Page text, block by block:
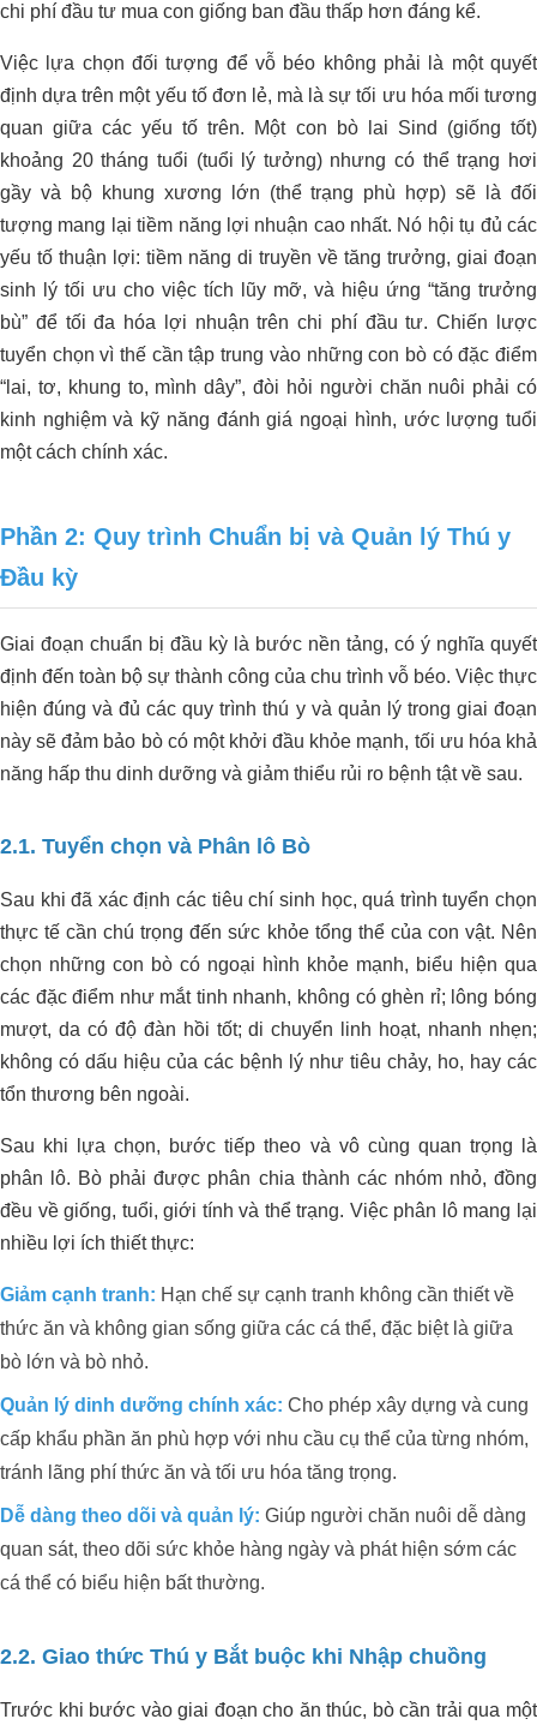
chi phí đầu tư mua con giống ban đầu thấp hơn đáng kể.
Việc lựa chọn đối tượng để vỗ béo không phải là một quyết
định dựa trên một yếu tố đơn lẻ, mà là sự tối ưu hóa mối tương
quan giữa các yếu tố trên. Một con bò lai Sind (giống tốt)
khoảng 20 tháng tuổi (tuổi lý tưởng) nhưng có thể trạng hơi
gầy và bộ khung xương lớn (thể trạng phù hợp) sẽ là đối
tượng mang lại tiềm năng lợi nhuận cao nhất. Nó hội tụ đủ các
yếu tố thuận lợi: tiềm năng di truyền về tăng trưởng, giai đoạn
sinh lý tối ưu cho việc tích lũy mỡ, và hiệu ứng “tăng trưởng
bù” để tối đa hóa lợi nhuận trên chi phí đầu tư. Chiến lược
tuyển chọn vì thế cần tập trung vào những con bò có đặc điểm
“lai, tơ, khung to, mình dây”, đòi hỏi người chăn nuôi phải có
kinh nghiệm và kỹ năng đánh giá ngoại hình, ước lượng tuổi
một cách chính xác.
Phần 2: Quy trình Chuẩn bị và Quản lý Thú y
Đầu kỳ
Giai đoạn chuẩn bị đầu kỳ là bước nền tảng, có ý nghĩa quyết
định đến toàn bộ sự thành công của chu trình vỗ béo. Việc thực
hiện đúng và đủ các quy trình thú y và quản lý trong giai đoạn
này sẽ đảm bảo bò có một khởi đầu khỏe mạnh, tối ưu hóa khả
năng hấp thu dinh dưỡng và giảm thiểu rủi ro bệnh tật về sau.
2.1. Tuyển chọn và Phân lô Bò
Sau khi đã xác định các tiêu chí sinh học, quá trình tuyển chọn
thực tế cần chú trọng đến sức khỏe tổng thể của con vật. Nên
chọn những con bò có ngoại hình khỏe mạnh, biểu hiện qua
các đặc điểm như mắt tinh nhanh, không có ghèn rỉ; lông bóng
mượt, da có độ đàn hồi tốt; di chuyển linh hoạt, nhanh nhẹn;
không có dấu hiệu của các bệnh lý như tiêu chảy, ho, hay các
tổn thương bên ngoài.
Sau khi lựa chọn, bước tiếp theo và vô cùng quan trọng là
phân lô. Bò phải được phân chia thành các nhóm nhỏ, đồng
đều về giống, tuổi, giới tính và thể trạng. Việc phân lô mang lại
nhiều lợi ích thiết thực:
Giảm cạnh tranh: Hạn chế sự cạnh tranh không cần thiết về
thức ăn và không gian sống giữa các cá thể, đặc biệt là giữa
bò lớn và bò nhỏ.
Quản lý dinh dưỡng chính xác: Cho phép xây dựng và cung
cấp khẩu phần ăn phù hợp với nhu cầu cụ thể của từng nhóm,
tránh lãng phí thức ăn và tối ưu hóa tăng trọng.
Dễ dàng theo dõi và quản lý: Giúp người chăn nuôi dễ dàng
quan sát, theo dõi sức khỏe hàng ngày và phát hiện sớm các
cá thể có biểu hiện bất thường.
2.2. Giao thức Thú y Bắt buộc khi Nhập chuồng
Trước khi bước vào giai đoạn cho ăn thúc, bò cần trải qua một